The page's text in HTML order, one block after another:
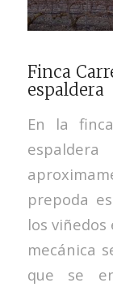
Finca
espaldera
En la
prepoda
los
mecánica
que se